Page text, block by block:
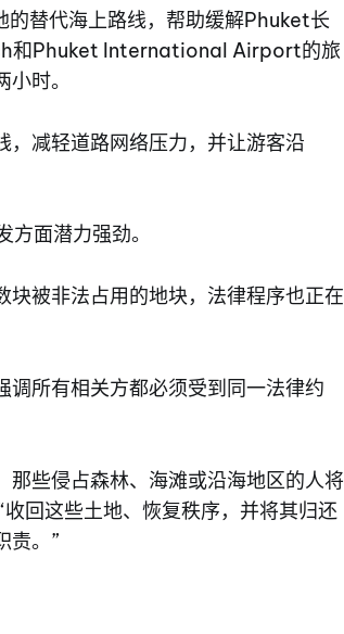
替代海上路线，帮助缓解Phuket长
和Phuket International Airport的旅
时。
，减轻道路网络压力，并让游客沿
面潜力强劲。
被非法占用的地块，法律程序也正在
所有相关方都必须受到同一法律约
些侵占森林、海滩或沿海地区的人将
回这些土地、恢复秩序，并将其归还
责。”